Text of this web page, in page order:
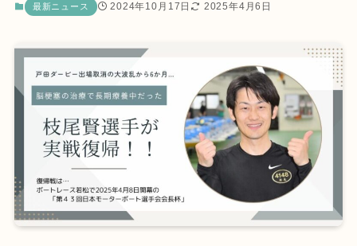
最新ニュース 2024年10月17日 2025年4月6日